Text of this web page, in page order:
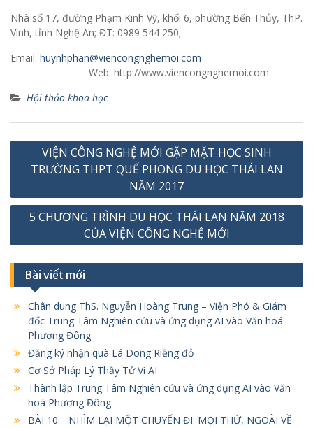
Nhà số 17, đường Phạm Kinh Vỹ, khối 6, phường Bến Thủy, ThP.
Vinh, tỉnh Nghệ An; ĐT: 0989 544 250;
Email: huynhphan@viencongnghemoi.com
Web: http://www.viencongnghemoi.com
Hội thảo khoa học
Điều
hướng
viết
VIỆN CÔNG NGHỆ MỚI GẶP MẶT HỌC SINH
TRƯỜNG THPT QUẾ PHONG DU HỌC THÁI LAN
NĂM 2017
5 CHƯƠNG TRÌNH DU HỌC THÁI LAN NĂM 2018
CỦA VIỆN CÔNG NGHỆ MỚI
Bài viết mới
Chân dung ThS. Nguyễn Hoàng Trung – Viện Phó & Giám
đốc Trung Tâm Nghiên cứu và ứng dụng AI vào Văn hoá
Phương Đông
Đăng ký nhận quà Lá Dong Riềng đỏ
Cơ Sở Pháp Lý Thầy Tử Vi AI
Thành lập Trung Tâm Nghiên cứu và ứng dụng AI vào Văn
hoá Phương Đông
BÀI 10: NHÌM LẠI MỘT CHUYẾN ĐI: MỌI THỨ, NGOÀI VỀ